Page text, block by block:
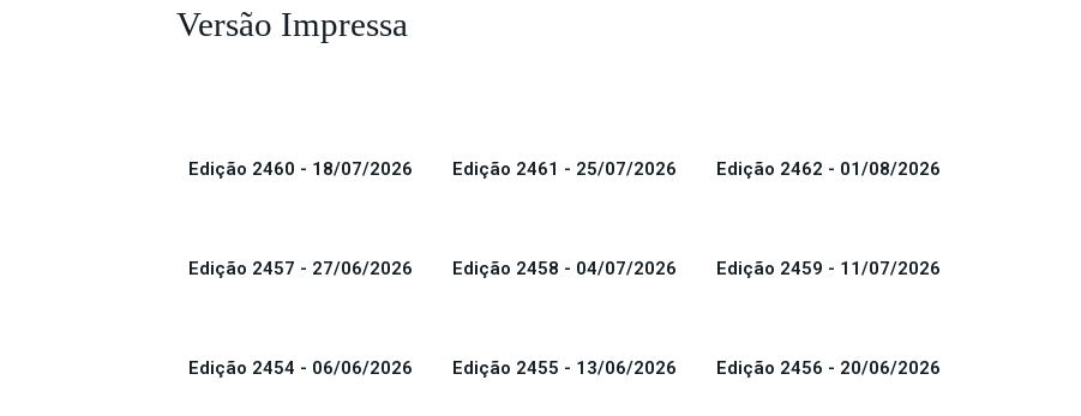
Versão Impressa
Edição 2460 - 18/07/2026 Edição 2461 - 25/07/2026 Edição 2462 - 01/08/2026
Edição 2457 - 27/06/2026 Edição 2458 - 04/07/2026 Edição 2459 - 11/07/2026
Edição 2454 - 06/06/2026 Edição 2455 - 13/06/2026 Edição 2456 - 20/06/2026